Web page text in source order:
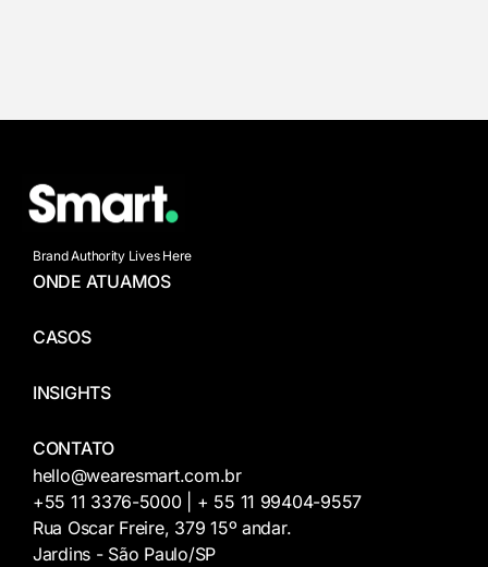
Brand Authority Lives Here
ONDE ATUAMOS
CASOS
INSIGHTS
CONTATO
hello@wearesmart.com.br
+55 11 3376-5000 | + 55 11 99404-9557
Rua Oscar Freire, 379 15º andar.
Jardins - São Paulo/SP